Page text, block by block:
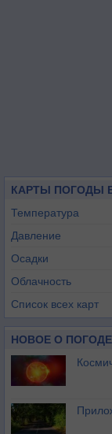
КАРТЫ ПОГОДЫ
Температура
Давление
Осадки
Облачность
Список всех карт
НОВОЕ О ПОГОДЕ